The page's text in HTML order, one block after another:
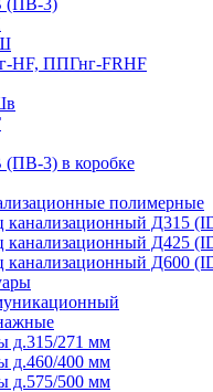
HF, ППГнг-FRHF
3) в коробке
полимерные
канализационный Д315
канализационный Д425
канализационный Д600
д.315/271 мм
д.460/400 мм
д.575/500 мм